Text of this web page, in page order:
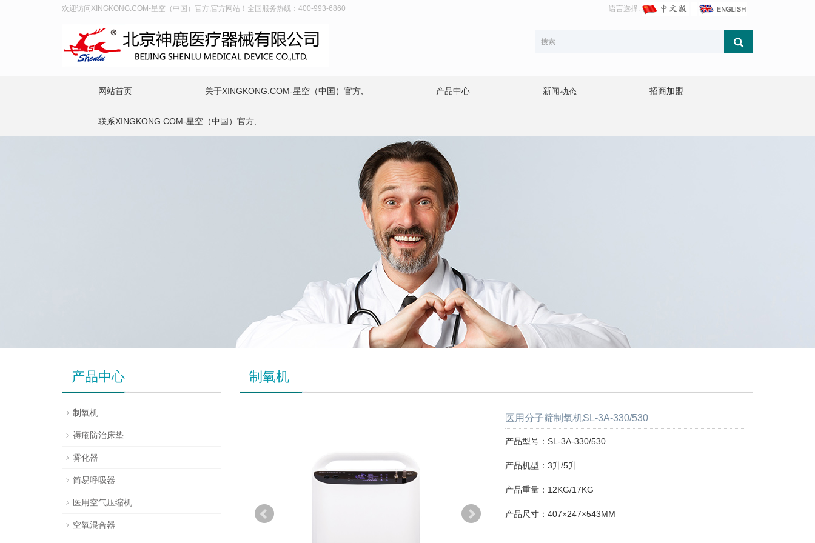
欢迎访问XINGKONG.COM-星空（中国）官方,官方网站！全国服务热线：400-993-6860 语言选择:
网站首页 关于XINGKONG.COM-星空（中国）官方, 产品中心 新闻动态 招商加盟
联系XINGKONG.COM-星空（中国）官方,
制氧机
医用分子筛制氧机SL-3A-330/530
产品型号：SL-3A-330/530
产品机型：3升/5升
产品重量：12KG/17KG
产品尺寸：407×247×543MM
产品中心
制氧机
褥疮防治床垫
雾化器
简易呼吸器
医用空气压缩机
空氧混合器